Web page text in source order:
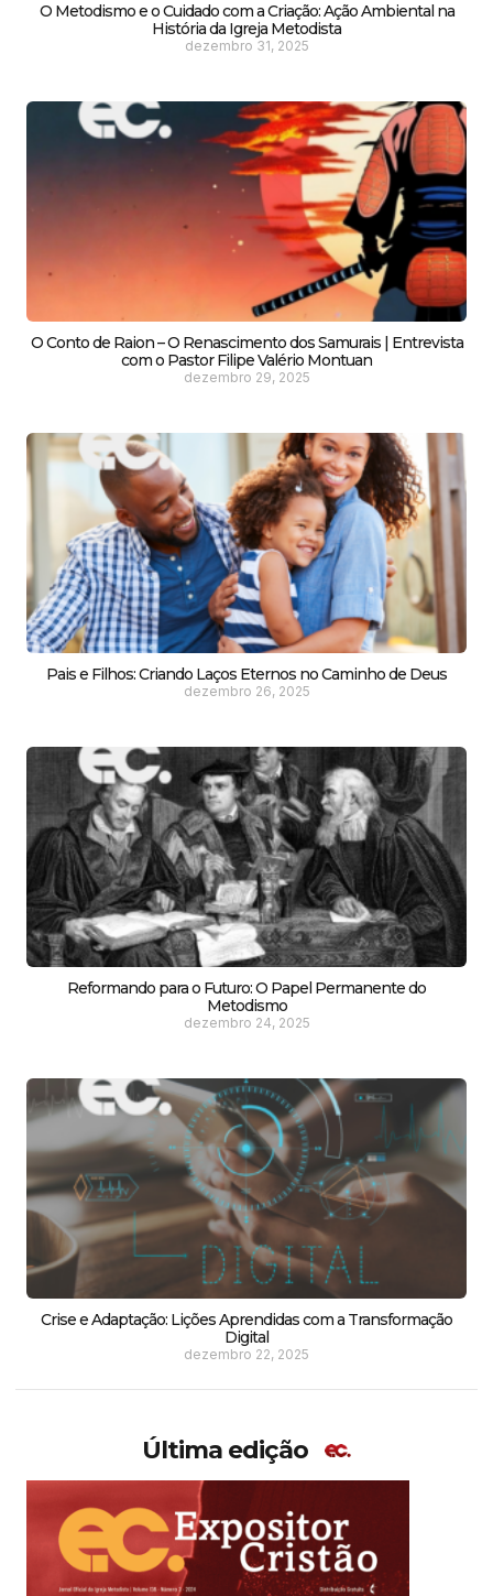
O Metodismo e o Cuidado com a Criação: Ação Ambiental na
História da Igreja Metodista
dezembro 31, 2025
O Conto de Raion – O Renascimento dos Samurais | Entrevista
com o Pastor Filipe Valério Montuan
dezembro 29, 2025
Pais e Filhos: Criando Laços Eternos no Caminho de Deus
dezembro 26, 2025
Reformando para o Futuro: O Papel Permanente do
Metodismo
dezembro 24, 2025
Crise e Adaptação: Lições Aprendidas com a Transformação
Digital
dezembro 22, 2025
Última edição